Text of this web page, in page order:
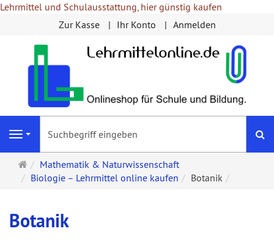
Lehrmittel und Schulausstattung, hier günstig kaufen
Zur Kasse
Ihr Konto Anmelden
Navigation
Startseite
Mathematik & Naturwissenschaft
Biologie – Lehrmittel online kaufen
Botanik
Botanik